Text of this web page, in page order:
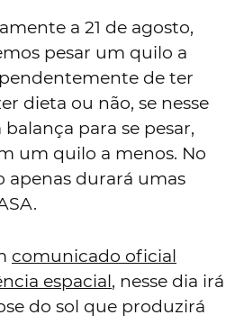
a 21 de agosto,
pesar um quilo a
de ter
dieta ou não, se nesse
para se pesar,
um quilo a menos. No
apenas durará umas
comunicado oficial
espacial, nesse dia irá
do sol que produzirá